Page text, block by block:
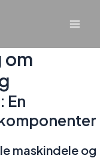
om
En
maskindele og